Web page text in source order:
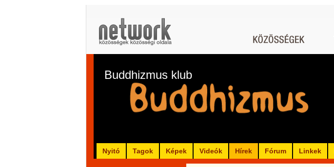
Buddhizmus klub
Nyitó Tagok Képek Videók Hírek Fórum Linkek